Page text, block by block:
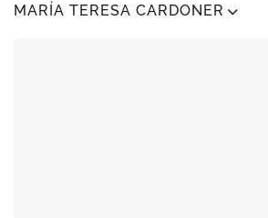
MARÍA TERESA CARDONER